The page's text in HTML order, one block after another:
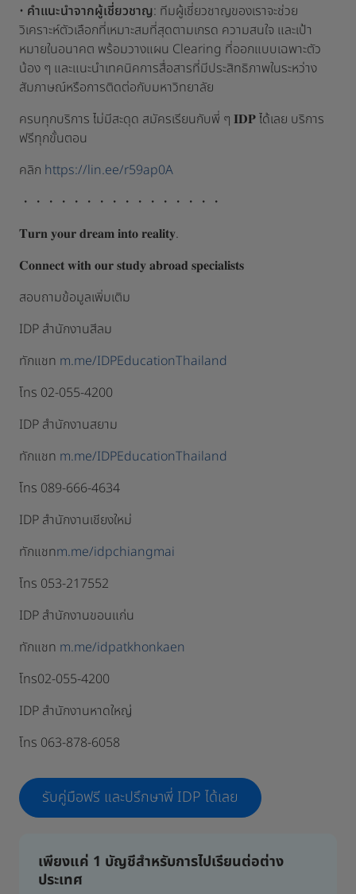
• คำแนะนำจากผู้เชี่ยวชาญ: ทีมผู้เชี่ยวชาญของเราจะช่วย
วิเคราะห์ตัวเลือกที่เหมาะสมที่สุดตามเกรด ความสนใจ และเป้า
หมายในอนาคต พร้อมวางแผน Clearing ที่ออกแบบเฉพาะตัว
น้อง ๆ และแนะนำเทคนิคการสื่อสารที่มีประสิทธิภาพในระหว่าง
สัมภาษณ์หรือการติดต่อกับมหาวิทยาลัย
ครบทุกบริการ ไม่มีสะดุด สมัครเรียนกับพี่ ๆ 𝐈𝐃𝐏 ได้เลย บริการ
ฟรีทุกขั้นตอน
คลิก https://lin.ee/r59ap0A
・・・・・・・・・・・・・・・・
𝐓𝐮𝐫𝐧 𝐲𝐨𝐮𝐫 𝐝𝐫𝐞𝐚𝐦 𝐢𝐧𝐭𝐨 𝐫𝐞𝐚𝐥𝐢𝐭𝐲.
𝐂𝐨𝐧𝐧𝐞𝐜𝐭 𝐰𝐢𝐭𝐡 𝐨𝐮𝐫 𝐬𝐭𝐮𝐝𝐲 𝐚𝐛𝐫𝐨𝐚𝐝 𝐬𝐩𝐞𝐜𝐢𝐚𝐥𝐢𝐬𝐭𝐬
สอบถามข้อมูลเพิ่มเติม⁣⁣⁣
IDP สำนักงานสีลม⁣
ทักแชท m.me/IDPEducationThailand⁣
โทร 02-055-4200⁣⁣⁣⁣⁣⁣⁣⁣⁣⁣⁣⁣⁣⁣⁣⁣⁣⁣⁣⁣
IDP สำนักงานสยาม⁣
ทักแชท m.me/IDPEducationThailand⁣
โทร 089-666-4634⁣
IDP สำนักงานเชียงใหม่⁣
ทักแชทm.me/idpchiangmai⁣
โทร 053-217552⁣
IDP สำนักงานขอนแก่น⁣
ทักแชท m.me/idpatkhonkaen⁣
โทร02-055-4200⁣⁣⁣⁣⁣⁣⁣⁣⁣⁣⁣⁣⁣⁣⁣⁣⁣⁣⁣⁣
IDP สำนักงานหาดใหญ่
โทร 063-878-6058
รับคู่มือฟรี และปรึกษาพี่ IDP ได้เลย
เพียงแค่ 1 บัญชีสำหรับการไปเรียนต่อต่าง
ประเทศ